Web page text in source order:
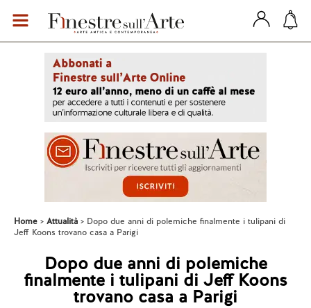
Home Attualità
Dopo due anni di polemiche finalmente i tulipani di
Jeff Koons trovano casa a Parigi
Dopo due anni di polemiche
finalmente i tulipani di Jeff Koons
trovano casa a Parigi